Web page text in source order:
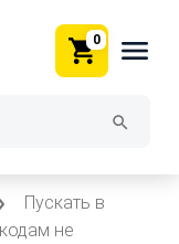
0
Пускать в
не